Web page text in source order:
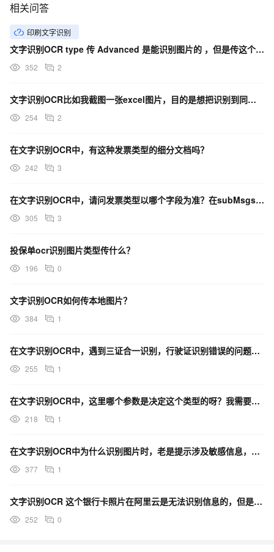
相关问答
印刷文字识别
文字识别OCR type 传 Advanced 是能识别图片的 ，但是传这个参数就不行，咋整？
352 2
文字识别OCR比如我截图一张excel图片，目的是想把识别到同一行的内容 当作一行来输出可以吗？
254 2
在文字识别OCR中，有这种发票类型的细分文档吗？
242 3
在文字识别OCR中，请问发票类型以哪个字段为准？在subMsgs里面的type返回是增值税发票
305 3
投保单ocr识别图片类型传什么？
196 0
文字识别OCR如何传本地图片？
384 1
在文字识别OCR中，遇到三证合一识别，行驶证识别错误的问题。是否有一个参数可以设置图片包含证件类型？
255 1
在文字识别OCR中，这里哪个参数是决定这个类型的呀？我需要重新建一个AppKey吗？
218 1
在文字识别OCR中为什么识别图片时，老是提示涉及敏感信息，不能识别？
377 1
文字识别OCR 这个银行卡照片在阿里云是无法识别信息的，但是其他的渠道可以，麻烦帮忙看下！
252 0